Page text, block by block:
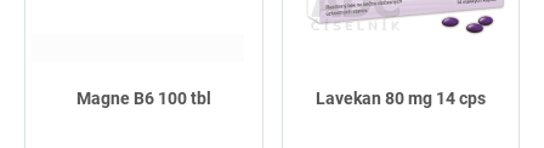
Magne B6 100 tbl Lavekan 80 mg 14 cps